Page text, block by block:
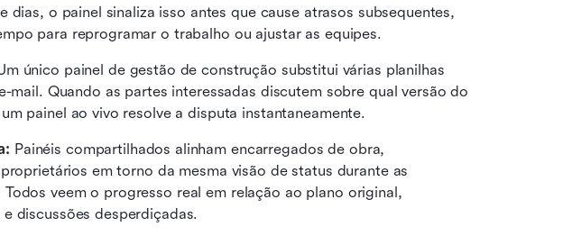
dias, o painel sinaliza isso antes que cause atrasos subsequentes,
para reprogramar o trabalho ou ajustar as equipes.
único painel de gestão de construção substitui várias planilhas
mail. Quando as partes interessadas discutem sobre qual versão do
painel ao vivo resolve a disputa instantaneamente.
Painéis compartilhados alinham encarregados de obra,
em torno da mesma visão de status durante as
veem o progresso real em relação ao plano original,
discussões desperdiçadas.